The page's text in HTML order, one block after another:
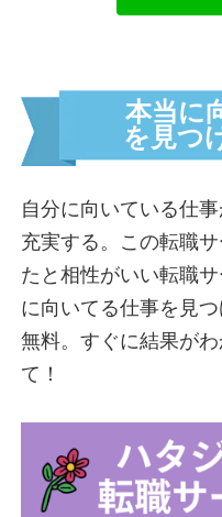
コスパ界隈
運営者情報
イライラ診断を
モヤモヤ診断を
本当に
を見つ
自分に向いている仕
充実する。この転職
たと相性がいい転職
に向いてる仕事を見
無料。すぐに結果が
て！